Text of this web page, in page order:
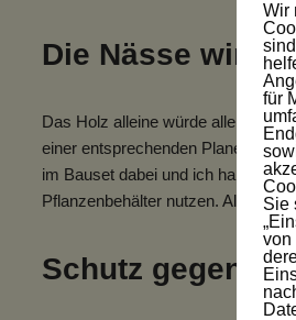
Die Nässe wird
Das Holz alleine würde allerdings
einer entsprechenden Plane, die
im Bauset dabei und ich habe sie
Pflanzenbehälter nutzen. Alles in
Schutz gegen
Wir
für
Sie
von